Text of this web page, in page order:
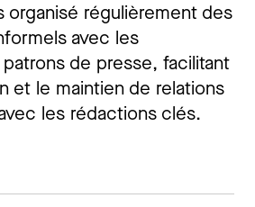
organisé régulièrement des
avec les
de presse, facilitant
et le maintien de relations
les rédactions clés.